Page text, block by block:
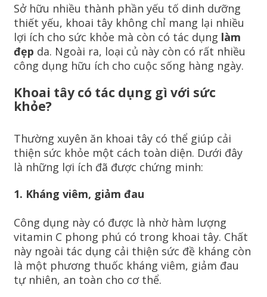
Sở hữu nhiều thành phần yếu tố dinh dưỡng
thiết yếu, khoai tây không chỉ mang lại nhiều
lợi ích cho sức khỏe mà còn có tác dụng làm
đẹp da. Ngoài ra, loại củ này còn có rất nhiều
công dụng hữu ích cho cuộc sống hàng ngày.
Khoai tây có tác dụng gì với sức
khỏe?
Thường xuyên ăn khoai tây có thể giúp cải
thiện sức khỏe một cách toàn diện. Dưới đây
là những lợi ích đã được chứng minh:
1. Kháng viêm, giảm đau
Công dụng này có được là nhờ hàm lượng
vitamin C phong phú có trong khoai tây. Chất
này ngoài tác dụng cải thiện sức đề kháng còn
là một phương thuốc kháng viêm, giảm đau
tự nhiên, an toàn cho cơ thể.